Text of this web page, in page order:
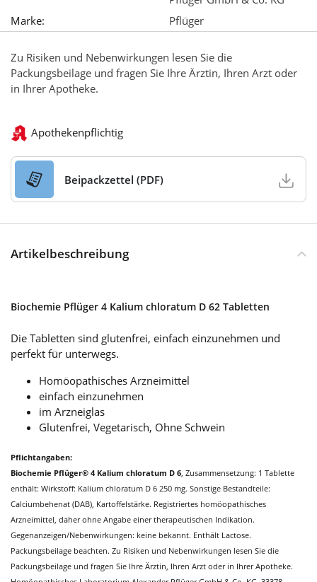
Marke:
Pflüger
Zu Risiken und Nebenwirkungen lesen Sie die
Packungsbeilage und fragen Sie Ihre Ärztin, Ihren Arzt oder
in Ihrer Apotheke.
Apothekenpflichtig
Beipackzettel (PDF)
Artikelbeschreibung
Biochemie Pflüger 4 Kalium chloratum D 62 Tabletten
Die Tabletten sind glutenfrei, einfach einzunehmen und
perfekt für unterwegs.
Homöopathisches Arzneimittel
einfach einzunehmen
im Arzneiglas
Glutenfrei, Vegetarisch, Ohne Schwein
Pflichtangaben:
Biochemie Pflüger® 4 Kalium chloratum D 6, Zusammensetzung: 1 Tablette
enthält: Wirkstoff: Kalium chloratum D 6 250 mg. Sonstige Bestandteile:
Calciumbehenat (DAB), Kartoffelstärke. Registriertes homöopathisches
Arzneimittel, daher ohne Angabe einer therapeutischen Indikation.
Gegenanzeigen/Nebenwirkungen: keine bekannt. Enthält Lactose.
Packungsbeilage beachten. Zu Risiken und Nebenwirkungen lesen Sie die
Packungsbeilage und fragen Sie Ihre Ärztin, Ihren Arzt oder in Ihrer Apotheke.